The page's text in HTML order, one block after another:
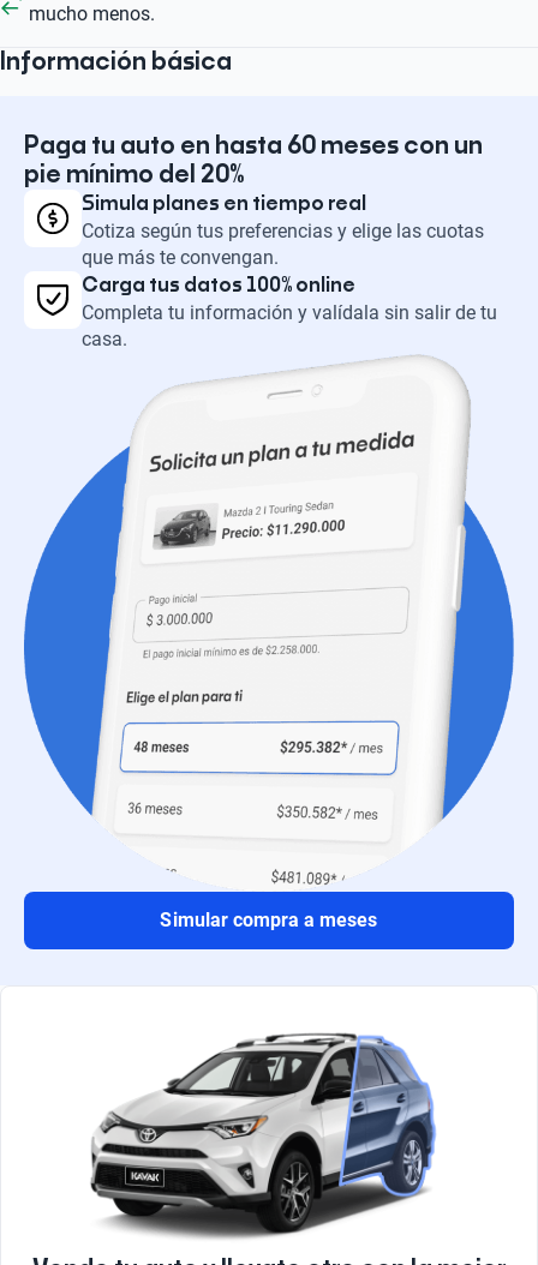
mucho menos.
Información básica
Paga tu auto en hasta 60 meses con un
pie mínimo del 20%
Simula planes en tiempo real
Cotiza según tus preferencias y elige las cuotas
que más te convengan.
Carga tus datos 100% online
Completa tu información y valídala sin salir de tu
casa.
Simular compra a meses